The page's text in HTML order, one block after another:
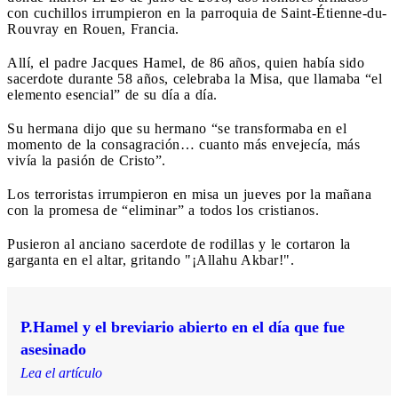
con cuchillos irrumpieron en la parroquia de Saint-Étienne-du-
Rouvray en Rouen, Francia.
Allí, el padre Jacques Hamel, de 86 años, quien había sido
sacerdote durante 58 años, celebraba la Misa, que llamaba “el
elemento esencial” de su día a día.
Su hermana dijo que su hermano “se transformaba en el
momento de la consagración… cuanto más envejecía, más
vivía la pasión de Cristo”.
Los terroristas irrumpieron en misa un jueves por la mañana
con la promesa de “eliminar” a todos los cristianos.
Pusieron al anciano sacerdote de rodillas y le cortaron la
garganta en el altar, gritando "¡Allahu Akbar!".
P.Hamel y el breviario abierto en el día que fue
asesinado
Lea el artículo